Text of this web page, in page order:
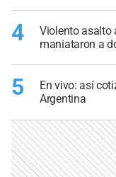
4
Violento asalto
maniataron a
5
En vivo: así
Argentina